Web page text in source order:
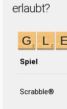
erlaubt?
Spiel
Scrabble®